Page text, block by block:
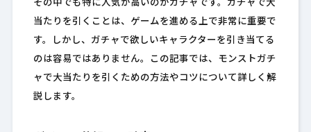
その中でも特に人気が高いのがガチャです。ガチャで大
当たりを引くことは、ゲームを進める上で非常に重要で
す。しかし、ガチャで欲しいキャラクターを引き当てる
のは容易ではありません。この記事では、モンストガチ
ャで大当たりを引くための方法やコツについて詳しく解
説します。